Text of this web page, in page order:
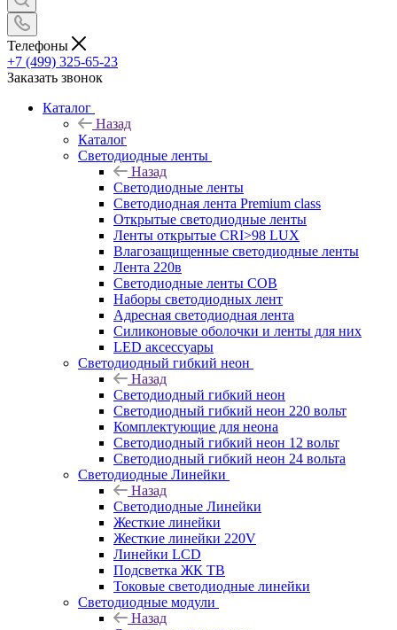
Телефоны
+7 (499) 325-65-23
Заказать звонок
Каталог
Назад
Каталог
Светодиодные ленты
Назад
Светодиодные ленты
Светодиодная лента Premium class
Открытые светодиодные ленты
Ленты открытые CRI>98 LUX
Влагозащищенные светодиодные ленты
Лента 220в
Светодиодные ленты COB
Наборы светодиодных лент
Адресная светодиодная лента
Силиконовые оболочки и ленты для них
LED аксессуары
Светодиодный гибкий неон
Назад
Светодиодный гибкий неон
Светодиодный гибкий неон 220 вольт
Комплектующие для неона
Светодиодный гибкий неон 12 вольт
Светодиодный гибкий неон 24 вольта
Светодиодные Линейки
Назад
Светодиодные Линейки
Жесткие линейки
Жесткие линейки 220V
Линейки LCD
Подсветка ЖК ТВ
Токовые светодиодные линейки
Светодиодные модули
Назад